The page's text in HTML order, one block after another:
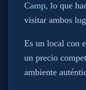
Camp, lo que
visitar ambos
Es un local con
un precio
ambiente